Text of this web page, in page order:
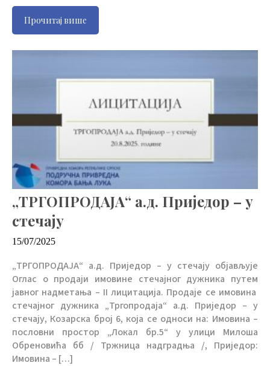
Прочитај више
„ТРГОПРОДАЈА“ а.д. Приједор – у
стечају
15/07/2025
„ТРГОПРОДАЈА“ а.д. Приједор – у стечају објављује
Оглас о продаји имовине стечајног дужника путем
јавног надметања – II лицитација. Продаје се имовина
стечајног дужника „Тргопродаја“ а.д. Приједор – у
стечају, Козарска број 6, која се односи на: Имовина –
пословни простор „Локал бр.5“ у улици Милоша
Обреновића бб / Тржница надградња /, Приједор:
Имовина – […]